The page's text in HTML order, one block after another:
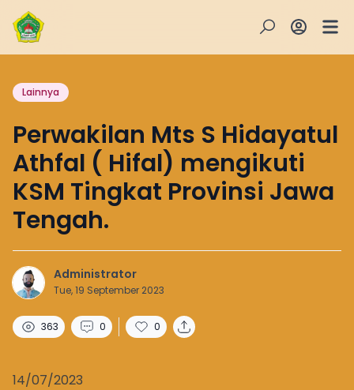
Lainnya
Perwakilan Mts S Hidayatul
Athfal ( Hifal) mengikuti
KSM Tingkat Provinsi Jawa
Tengah.
Administrator
Tue, 19 September 2023
363 0 0
14/07/2023